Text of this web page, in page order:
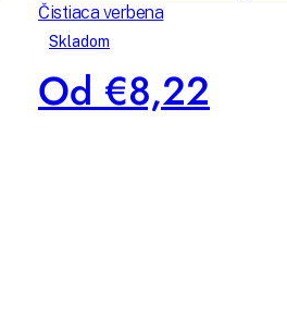
Čistiaca verbena
Skladom
Od €8,22